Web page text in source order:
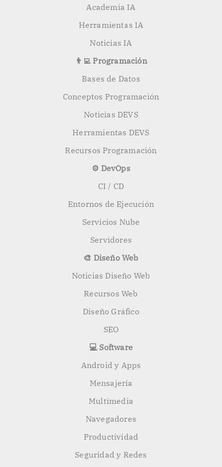
Academia IA
Herramientas IA
Noticias IA
👨‍💻 Programación
Bases de Datos
Conceptos Programación
Noticias DEVS
Herramientas DEVS
Recursos Programación
⚙️ DevOps
CI / CD
Entornos de Ejecución
Servicios Nube
Servidores
🎨 Diseño Web
Noticias Diseño Web
Recursos Web
Diseño Gráfico
SEO
💻 Software
Android y Apps
Mensajería
Multimedia
Navegadores
Productividad
Seguridad y Redes